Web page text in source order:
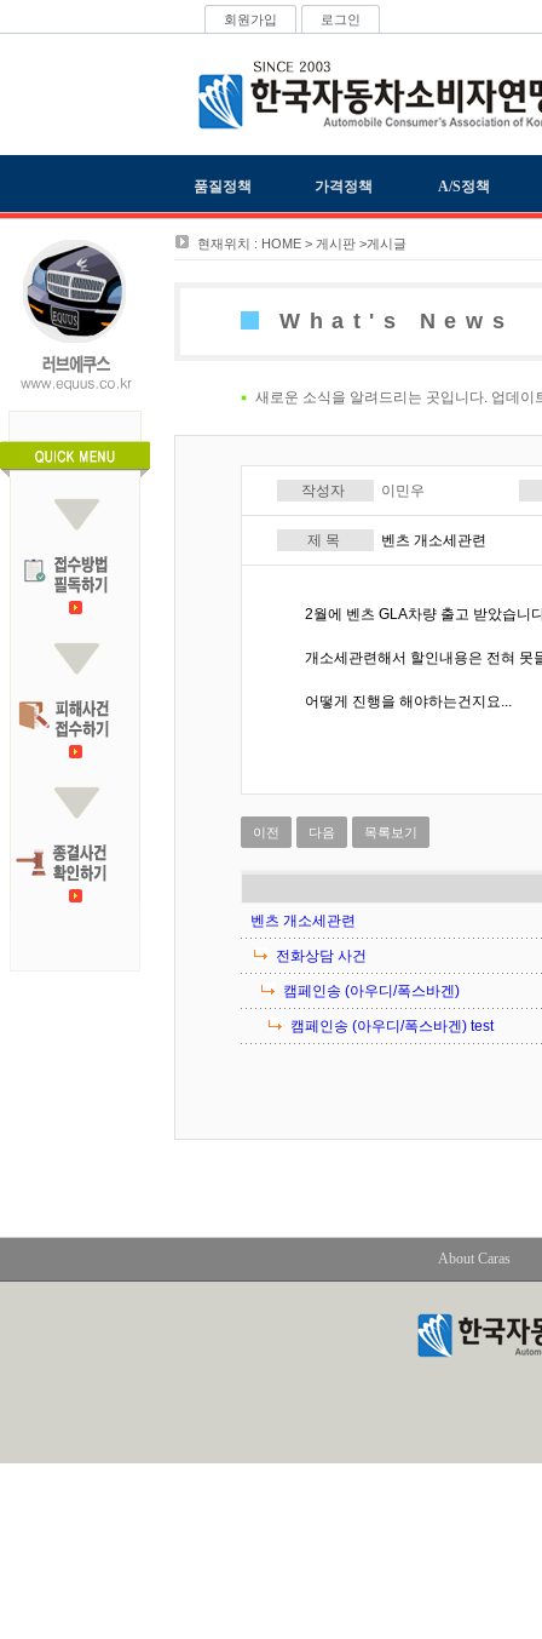
회원가입 로그인
품질정책 가격정책 A/S정책
현재위치 : HOME > 게시판 >게시글
What's News
새로운 소식을 알려드리는 곳입니다. 업데
작성자 이민우
제 목 벤츠 개소세관련
2월에 벤츠 GLA차량 출고 받았습니
개소세관련해서 할인내용은 전혀 못
어떻게 진행을 해야하는건지요...
이전 다음 목록보기
벤츠 개소세관련
전화상담 사건
캠페인송 (아우디/폭스바겐)
캠페인송 (아우디/폭스바겐) test
About Caras